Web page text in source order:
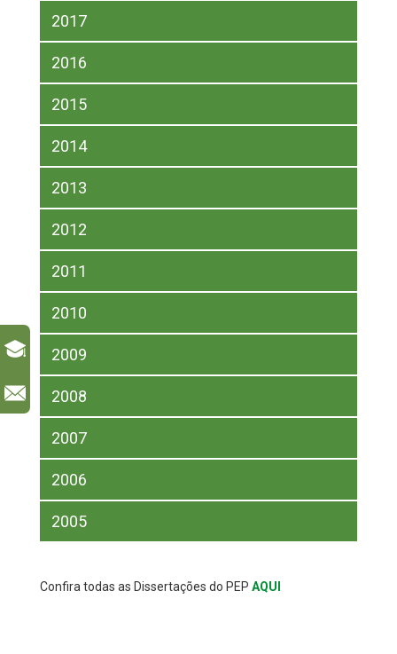
2017
2016
2015
2014
2013
2012
2011
2010
2009
2008
2007
2006
2005
Confira todas as Dissertações do PEP AQUI